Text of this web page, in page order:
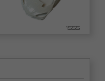
1555